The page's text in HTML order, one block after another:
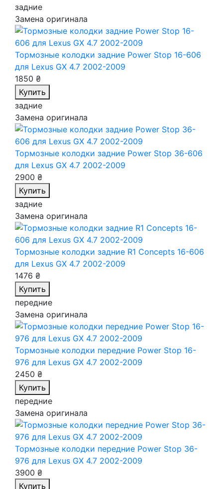
задние
Замена оригинала
Тормозные колодки задние Power Stop 16-606
для Lexus GX 4.7 2002-2009
1850 ₴
Купить
задние
Замена оригинала
Тормозные колодки задние Power Stop 36-606
для Lexus GX 4.7 2002-2009
2900 ₴
Купить
задние
Замена оригинала
Тормозные колодки задние R1 Concepts 16-606
для Lexus GX 4.7 2002-2009
1476 ₴
Купить
передние
Замена оригинала
Тормозные колодки передние Power Stop 16-
976 для Lexus GX 4.7 2002-2009
2450 ₴
Купить
передние
Замена оригинала
Тормозные колодки передние Power Stop 36-
976 для Lexus GX 4.7 2002-2009
3900 ₴
Купить